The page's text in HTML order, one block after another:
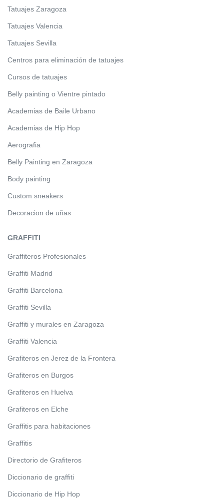
Tatuajes Zaragoza
Tatuajes Valencia
Tatuajes Sevilla
Centros para eliminación de tatuajes
Cursos de tatuajes
Belly painting o Vientre pintado
Academias de Baile Urbano
Academias de Hip Hop
Aerografia
Belly Painting en Zaragoza
Body painting
Custom sneakers
Decoracion de uñas
GRAFFITI
Graffiteros Profesionales
Graffiti Madrid
Graffiti Barcelona
Graffiti Sevilla
Graffiti y murales en Zaragoza
Graffiti Valencia
Grafiteros en Jerez de la Frontera
Grafiteros en Burgos
Grafiteros en Huelva
Grafiteros en Elche
Graffitis para habitaciones
Graffitis
Directorio de Grafiteros
Diccionario de graffiti
Diccionario de Hip Hop